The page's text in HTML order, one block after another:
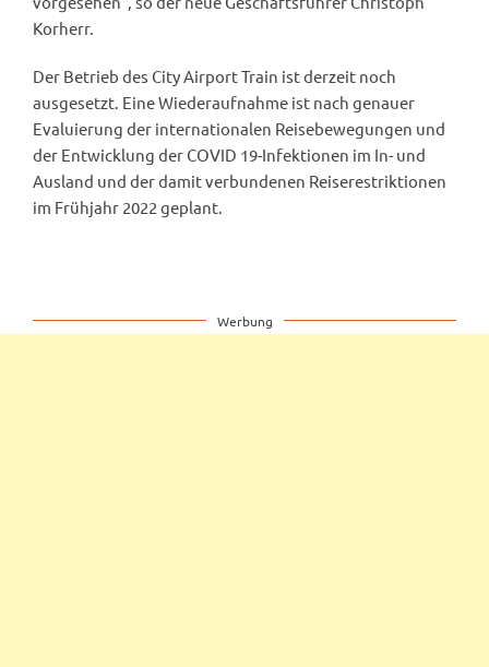
Korherr.
Der Betrieb des City Airport Train ist derzeit noch
ausgesetzt. Eine Wiederaufnahme ist nach genauer
Evaluierung der internationalen Reisebewegungen und
der Entwicklung der COVID 19-Infektionen im In- und
Ausland und der damit verbundenen Reiserestriktionen
im Frühjahr 2022 geplant.
Werbung